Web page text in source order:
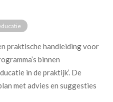
praktische handleiding voor
binnen
in de praktijk’. De
met advies en suggesties